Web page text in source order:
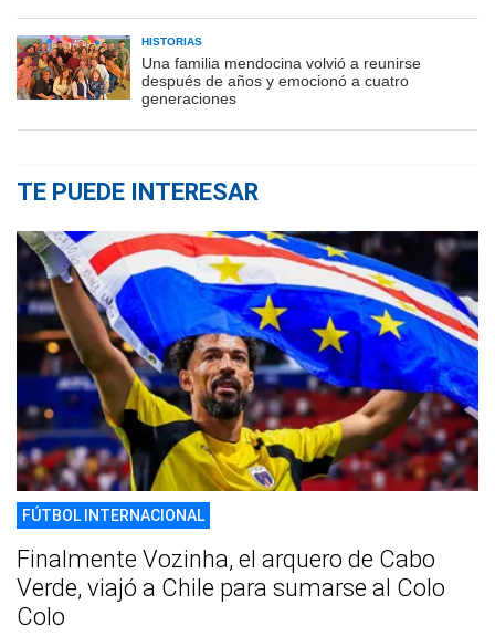
HISTORIAS
Una familia mendocina volvió a reunirse
después de años y emocionó a cuatro
generaciones
TE PUEDE INTERESAR
FÚTBOL INTERNACIONAL
Finalmente Vozinha, el arquero de Cabo
Verde, viajó a Chile para sumarse al Colo
Colo